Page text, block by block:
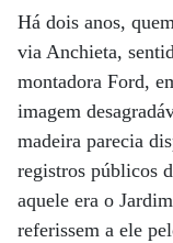
Há dois anos,
via Anchieta,
montadora Ford,
imagem
madeira parecia
registros públicos
aquele era o
referissem a ele